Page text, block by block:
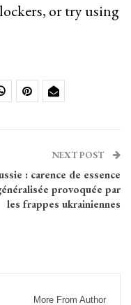
or try using
NEXT POST
: carence de essence
provoquée par
les frappes ukrainiennes
More From Author